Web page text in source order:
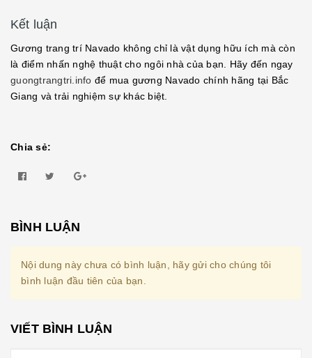
Kết luận
Gương trang trí Navado không chỉ là vật dụng hữu ích mà còn
là điểm nhấn nghệ thuật cho ngôi nhà của bạn. Hãy đến ngay
guongtrangtri.info để mua gương Navado chính hãng tại Bắc
Giang và trải nghiệm sự khác biệt.
Chia sẻ:
BÌNH LUẬN
Nội dung này chưa có bình luận, hãy gửi cho chúng tôi
bình luận đầu tiên của bạn.
VIẾT BÌNH LUẬN